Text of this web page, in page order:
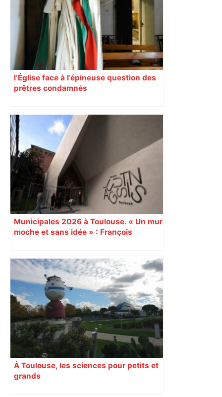
l’Église face à l’épineuse question des
prêtres condamnés
Municipales 2026 à Toulouse. « Un mur
moche et sans idée » : François
Augustins
À Toulouse, les sciences pour petits et
grands